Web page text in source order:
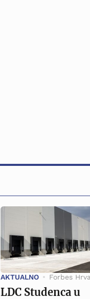
AKTUALNO Forbes
LDC Studenca u